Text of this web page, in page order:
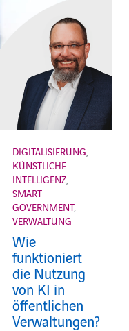
DIGITALISIERUNG
KÜNSTLICHE
INTELLIGENZ
SMART
GOVERNMENT,
VERWALTUNG
Wie
funktioniert
die Nutzung
von KI in
öffentlichen
Verwaltungen?